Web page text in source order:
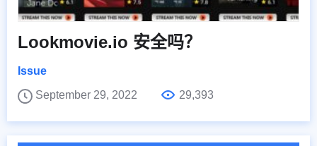
Lookmovie.io 安全吗？
Issue
September 29, 2022
29,393